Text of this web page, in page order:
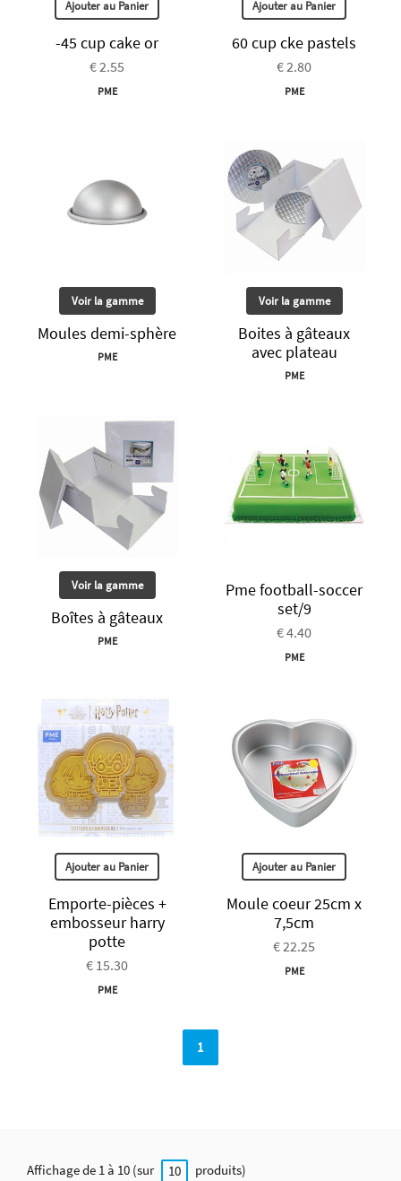
Ajouter au Panier
-45 cup cake or
€ 2.55
PME
Ajouter au Panier
60 cup cke pastels
€ 2.80
PME
Voir la gamme
Moules demi-sphère
PME
Voir la gamme
Boites à gâteaux
avec plateau
PME
Voir la gamme
Boîtes à gâteaux
PME
Pme football-soccer
set/9
€ 4.40
PME
Ajouter au Panier
Emporte-pièces +
embosseur harry
potte
€ 15.30
PME
Ajouter au Panier
Moule coeur 25cm x
7,5cm
€ 22.25
PME
1
Affichage de 1 à 10 (sur 10 produits)